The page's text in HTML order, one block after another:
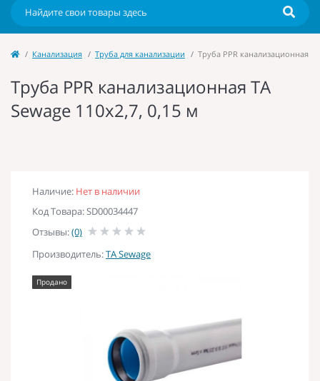
Канализация Труба для канализации Труба PPR канализационная
Труба PPR канализационная TA
Sewage 110х2,7, 0,15 м
Наличие: Нет в наличии
Код Товара: SD00034447
Отзывы:(0)
Производитель:TA Sewage
Продано